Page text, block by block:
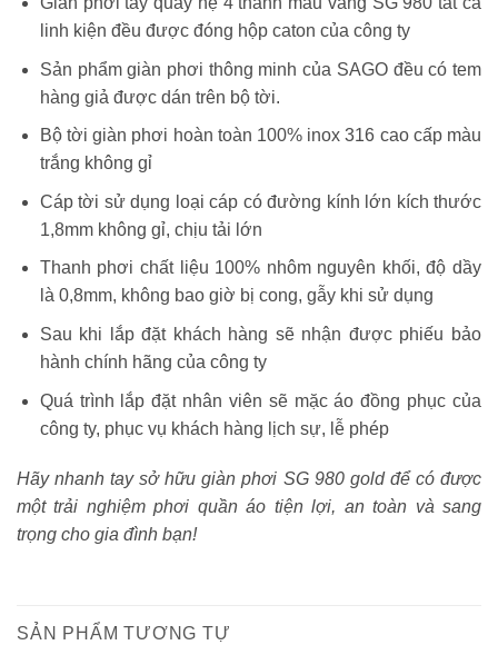
linh kiện đều được đóng hộp caton của công ty
Sản phẩm giàn phơi thông minh của SAGO đều có tem
hàng giả được dán trên bộ tời.
Bộ tời giàn phơi hoàn toàn 100% inox 316 cao cấp màu
trắng không gỉ
Cáp tời sử dụng loại cáp có đường kính lớn kích thước
1,8mm không gỉ, chịu tải lớn
Thanh phơi chất liệu 100% nhôm nguyên khối, độ dầy
là 0,8mm, không bao giờ bị cong, gẫy khi sử dụng
Sau khi lắp đặt khách hàng sẽ nhận được phiếu bảo
hành chính hãng của công ty
Quá trình lắp đặt nhân viên sẽ mặc áo đồng phục của
công ty, phục vụ khách hàng lịch sự, lễ phép
Hãy nhanh tay sở hữu giàn phơi SG 980 gold để có được
một trải nghiệm phơi quần áo tiện lợi, an toàn và sang
trọng cho gia đình bạn!
SẢN PHẨM TƯƠNG TỰ